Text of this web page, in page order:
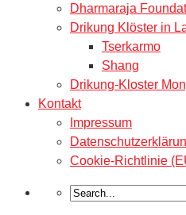
Dharmaraja
Drikung Klöster in
Tserkarmo
Shang
Drikung-Kloster
Kontakt
Impressum
Cookie-Richtlinie